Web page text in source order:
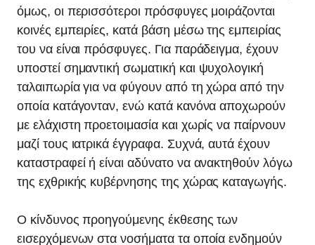
όμως, οι περισσότεροι πρόσφυγες μοιράζονται
κοινές εμπειρίες, κατά βάση μέσω της εμπειρίας
του να είναι πρόσφυγες. Για παράδειγμα, έχουν
υποστεί σημαντική σωματική και ψυχολογική
ταλαιπωρία για να φύγουν από τη χώρα από την
οποία κατάγονταν, ενώ κατά κανόνα αποχωρούν
με ελάχιστη προετοιμασία και χωρίς να παίρνουν
μαζί τους ιατρικά έγγραφα. Συχνά, αυτά έχουν
καταστραφεί ή είναι αδύνατο να ανακτηθούν λόγω
της εχθρικής κυβέρνησης της χώρας καταγωγής.
Ο κίνδυνος προηγούμενης έκθεσης των
εισερχόμενων στα νοσήματα τα οποία ενδημούν